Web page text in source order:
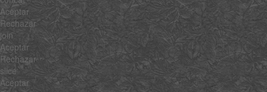
Aceptar
Rechazar
join
Aceptar
Rechazar
slice
Aceptar